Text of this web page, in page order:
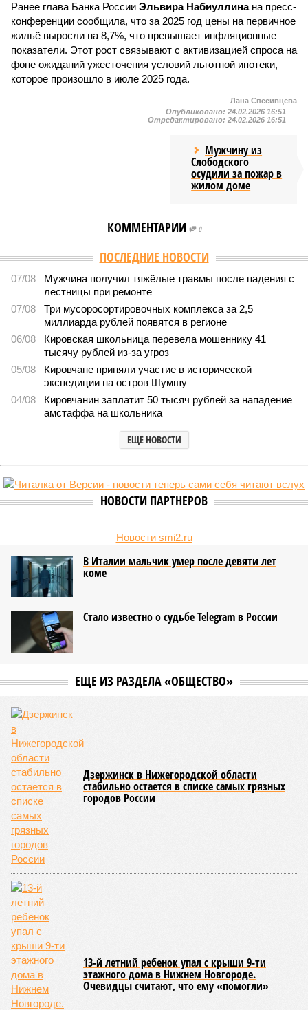
Ранее глава Банка России Эльвира Набиуллинана пресс-
конференции сообщила, что за 2025 год цены на первичное
жильё выросли на 8,7%, что превышает инфляционные
показатели. Этот рост связывают с активизацией спроса на
фоне ожиданий ужесточения условий льготной ипотеки,
которое произошло в июле 2025 года.
Лана Спесивцева
Опубликовано: 24.02.2026 16:51
Отредактировано: 24.02.2026 16:51
Мужчину из
Слободского
осудили за пожар в
жилом доме
КОММЕНТАРИИ 0
ПОСЛЕДНИЕ НОВОСТИ
07/08
Мужчина получил тяжёлые травмы после падения с
лестницы при ремонте
07/08
Три мусоросортировочных комплекса за 2,5
миллиарда рублей появятся в регионе
06/08
Кировская школьница перевела мошеннику 41
тысячу рублей из-за угроз
05/08
Кировчане приняли участие в исторической
экспедиции на остров Шумшу
04/08
Кировчанин заплатит 50 тысяч рублей за нападение
амстаффа на школьника
ЕЩЕ НОВОСТИ
НОВОСТИ ПАРТНЕРОВ
Новости smi2.ru
В Италии мальчик умер после девяти лет
коме
Стало известно о судьбе Telegram в России
ЕЩЕ ИЗ РАЗДЕЛА «ОБЩЕСТВО»
Дзержинск в Нижегородской области
стабильно остается в списке самых грязных
городов России
13-й летний ребенок упал с крыши 9-ти
этажного дома в Нижнем Новгороде.
Очевидцы считают, что ему «помогли»